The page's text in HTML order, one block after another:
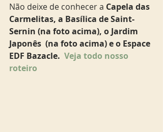
Não deixe de conhecer a Capela das
Carmelitas, a Basílica de Saint-
Sernin (na foto acima), o Jardim
Japonês  (na foto acima) e o Espace
EDF Bazacle. Veja todo nosso
roteiro